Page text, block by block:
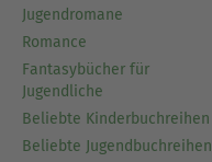
Jugendromane
Romance
Fantasybücher für
Jugendliche
Beliebte Kinderbuchreihen
Beliebte Jugendbuchreihen